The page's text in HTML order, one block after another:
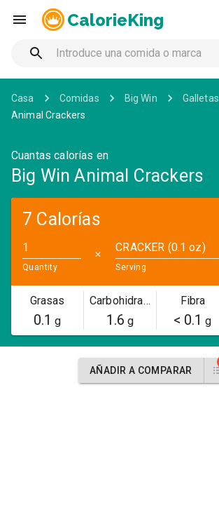
CalorieKing
Casa Comidas Big Win
Galletas
Animal Crackers
Cuantas calorías en
Big Win Animal Crackers
7 Calorías
Quantity
✕
CRACKER (0.1 oz)
Serving
Grasas
0.1 g
Carbohidratos
1.6 g
Fibra
< 0.1 g
AÑADIR A COMPARAR